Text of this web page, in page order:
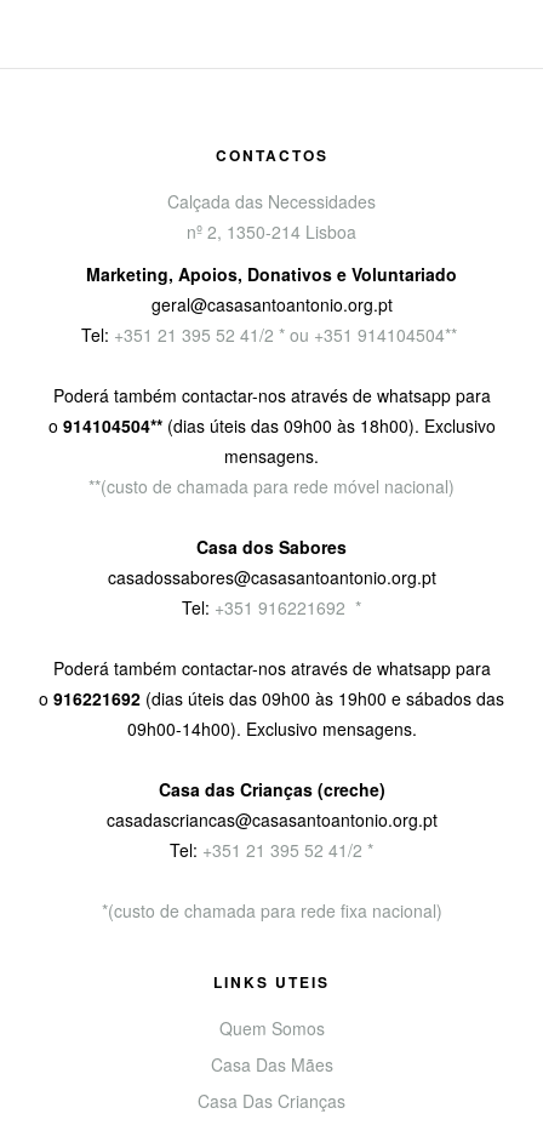
CONTACTOS
Calçada das Necessidades
nº 2, 1350-214 Lisboa
Marketing, Apoios, Donativos e Voluntariado
geral@casasantoantonio.org.pt
Tel: +351 21 395 52 41/2 * ou +351 914104504**
Poderá também contactar-nos através de whatsapp para
o 914104504** (dias úteis das 09h00 às 18h00). Exclusivo
mensagens.
**(custo de chamada para rede móvel nacional)
Casa dos Sabores
casadossabores@casasantoantonio.org.pt
Tel: +351 916221692 *
Poderá também contactar-nos através de whatsapp para
o 916221692 (dias úteis das 09h00 às 19h00 e sábados das
09h00-14h00). Exclusivo mensagens.
Casa das Crianças (creche)
casadascriancas@casasantoantonio.org.pt
Tel: +351 21 395 52 41/2 *
*(custo de chamada para rede fixa nacional)
LINKS UTEIS
Quem Somos
Casa Das Mães
Casa Das Crianças